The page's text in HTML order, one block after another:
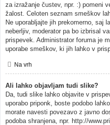
za izražanje čustev, npr. :) pomeni
žalost. Celoten seznam smeškov
Ne uporabljajte jih prekomerno, saj
neberljiv, moderator pa bo izbrisal
prispevek. Administrator foruma je
uporabe smeškov, ki jih lahko v
Na vrh
Ali lahko objavljam tudi slike?
Da, tudi slike lahko objavite v
uporabo priponk, boste podobo
morate navesti povezavo z javno
podoba shranjena, npr. http://